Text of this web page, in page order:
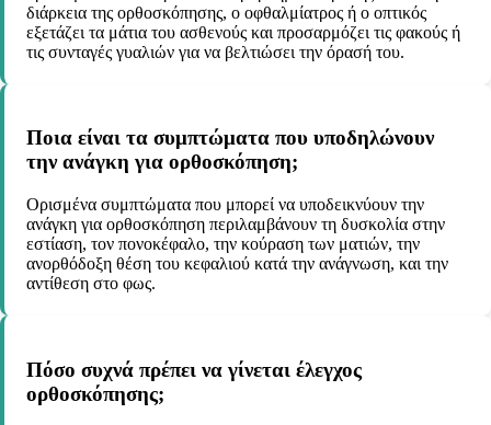
διάρκεια της ορθοσκόπησης, ο οφθαλμίατρος ή ο οπτικός
εξετάζει τα μάτια του ασθενούς και προσαρμόζει τις φακούς ή
τις συνταγές γυαλιών για να βελτιώσει την όρασή του.
Ποια είναι τα συμπτώματα που υποδηλώνουν
την ανάγκη για ορθοσκόπηση;
Ορισμένα συμπτώματα που μπορεί να υποδεικνύουν την
ανάγκη για ορθοσκόπηση περιλαμβάνουν τη δυσκολία στην
εστίαση, τον πονοκέφαλο, την κούραση των ματιών, την
ανορθόδοξη θέση του κεφαλιού κατά την ανάγνωση, και την
αντίθεση στο φως.
Πόσο συχνά πρέπει να γίνεται έλεγχος
ορθοσκόπησης;